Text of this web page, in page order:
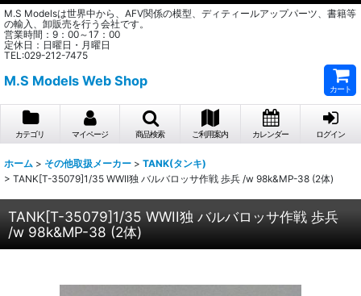
M.S Modelsは世界中から、AFV関係の模型、ディティールアップパーツ、書籍等
の輸入、卸販売を行う会社です。
営業時間：9：00～17：00
定休日：日曜日・月曜日
TEL:029-212-7475
M.S Models Web Shop
カート
カテゴリ マイページ 商品検索 ご利用案内 カレンダー ログイン
ホーム > その他取扱メーカー > TANK(タンキ)
> TANK[T-35079]1/35 WWII独 バルバロッサ作戦 歩兵 /w 98k&MP-38 (2体)
TANK[T-35079]1/35 WWII独 バルバロッサ作戦 歩兵
/w 98k&MP-38 (2体)